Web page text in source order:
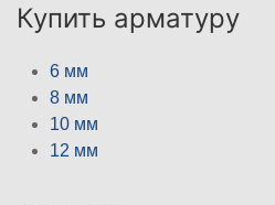
Купить арматуру
6 мм
8 мм
10 мм
12 мм